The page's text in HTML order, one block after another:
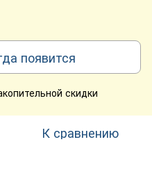
появится
скидки
К сравнению